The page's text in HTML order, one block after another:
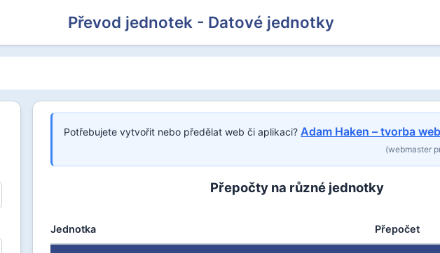
Převod jednotek - Datové jednotky
Potřebujete vytvořit nebo předělat web či aplikaci? Adam Haken – tvorba
(webmaster
Přepočty na různé jednotky
Jednotka Přepočet